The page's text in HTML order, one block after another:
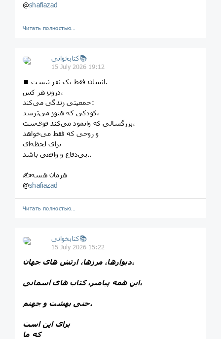
@shafiazad
Читать полностью…
کتابخوانی📚
15 July 2026 19:12
⏹ انسان فقط یک نفر نیست.
درونِ هر کس،
جمعیتی زندگی می‌کند:
کودکی که هنوز می‌ترسد،
بزرگسالی که وانمود می‌کند قوی‌ست،
و روحی که فقط می‌خواهد
برای لحظه‌ای
بی‌دفاع و واقعی باشد..
✍هرمان هسه
@shafiazad
Читать полностью…
کتابخوانی📚
15 July 2026 15:22
دیوارها، مرزها، ارتش های جهان،
این همه پیامبر، کتاب های آسمانی،
حتی بهشت و جهنم،
برای این است
که ما